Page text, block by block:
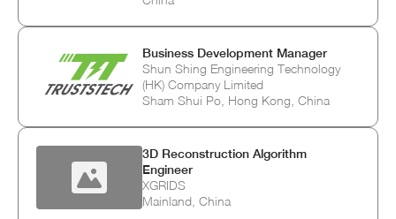
Business Development Manager
Shun Shing Engineering Technology
(HK) Company Limited
Sham Shui Po, Hong Kong, China
3D Reconstruction Algorithm
Engineer
XGRIDS
Mainland, China